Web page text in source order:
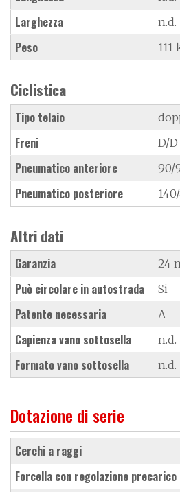
Larghezza n.d.
Peso 111
Ciclistica
Tipo telaio
Freni D/D
Pneumatico anteriore 90/
Pneumatico posteriore
Altri dati
Garanzia 24
Può circolare in autostrada Si
Patente necessaria A
Capienza vano sottosella n.d.
Formato vano sottosella n.d.
Dotazione di serie
cerchi a raggi
forcella con regolazione